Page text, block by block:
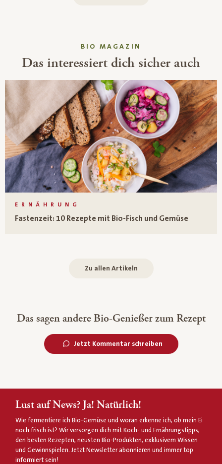
BIO MAGAZIN
Das interessiert dich sicher auch
ERNÄHRUNG
Fastenzeit: 10 Rezepte mit Bio-Fisch und Gemüse
Zu allen Artikeln
Das sagen andere Bio-Genießer zum Rezept
Jetzt Kommentar schreiben
Lust auf News? Ja! Natürlich!
Wie fermentiere ich Bio-Gemüse und woran erkenne ich, ob mein Ei
noch frisch ist? Wir versorgen dich mit Koch- und Ernährungstipps,
den besten Rezepten, neusten Bio-Produkten, exklusivem Wissen
und Gewinnspielen. Jetzt Newsletter abonnieren und immer top
informiert sein!